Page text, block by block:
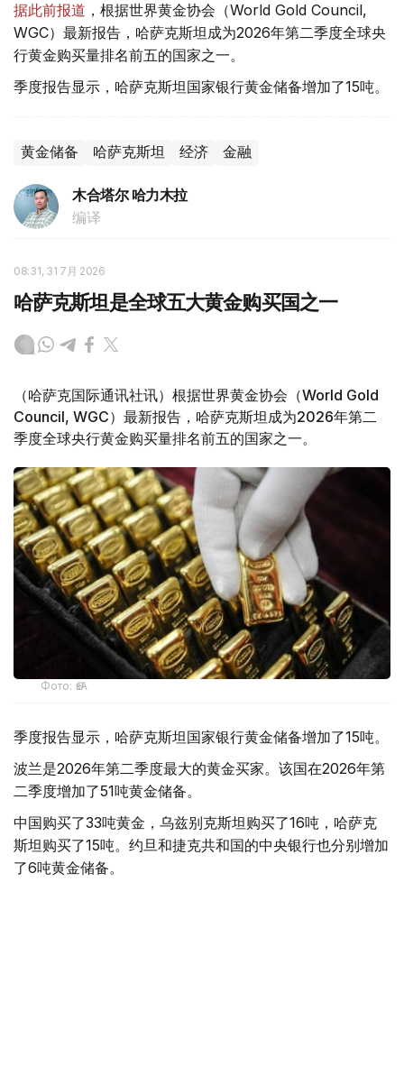
据此前报道 ，根据世界黄金协会（World Gold Council,
WGC）最新报告，哈萨克斯坦成为2026年第二季度全球央
行黄金购买量排名前五的国家之一。
季度报告显示，哈萨克斯坦国家银行黄金储备增加了15吨。
黄金储备 哈萨克斯坦 经济 金融
木合塔尔 哈力木拉
编译
08:31, 31 7月 2026
哈萨克斯坦是全球五大黄金购买国之一
（哈萨克国际通讯社讯）根据世界黄金协会（World Gold
Council, WGC）最新报告，哈萨克斯坦成为2026年第二
季度全球央行黄金购买量排名前五的国家之一。
Фото: ӨзА
季度报告显示，哈萨克斯坦国家银行黄金储备增加了15吨。
波兰是2026年第二季度最大的黄金买家。该国在2026年第
二季度增加了51吨黄金储备。
中国购买了33吨黄金，乌兹别克斯坦购买了16吨，哈萨克
斯坦购买了15吨。约旦和捷克共和国的中央银行也分别增加
了6吨黄金储备。